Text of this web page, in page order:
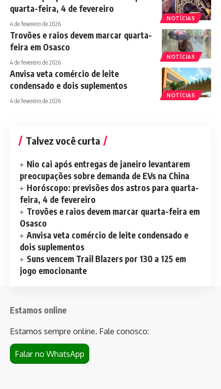
NOTÍCIAS
quarta-feira, 4 de fevereiro
4 de fevereiro de 2026
NOTÍCIAS
Trovões e raios devem marcar quarta-
feira em Osasco
4 de fevereiro de 2026
NOTÍCIAS
Anvisa veta comércio de leite
condensado e dois suplementos
4 de fevereiro de 2026
Talvez você curta
Nio cai após entregas de janeiro levantarem
preocupações sobre demanda de EVs na China
Horóscopo: previsões dos astros para quarta-
feira, 4 de fevereiro
Trovões e raios devem marcar quarta-feira em
Osasco
Anvisa veta comércio de leite condensado e
dois suplementos
Suns vencem Trail Blazers por 130 a 125 em
jogo emocionante
Estamos online
Estamos sempre online. Fale conosco:
Falar no WhatsApp